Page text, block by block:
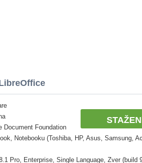
Document Foundation
Notebooku (Toshiba, HP, Asus, Samsung,
Pro, Enterprise, Single Language, Zver (build